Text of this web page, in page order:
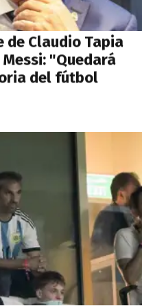
de Claudio Tapia
"Quedará
del fútbol